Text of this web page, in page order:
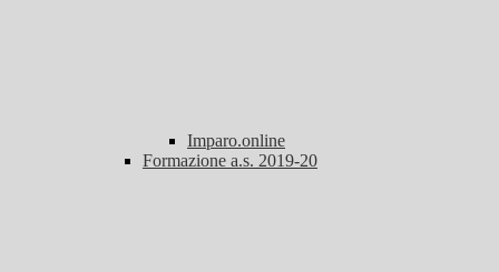
Imparo.online
Formazione a.s. 2019-20